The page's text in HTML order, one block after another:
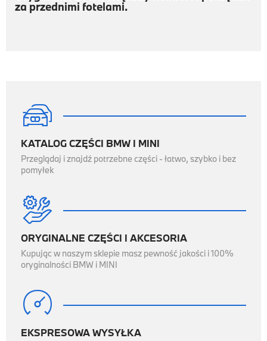
za przednimi fotelami.

KATALOG CZĘŚCI BMW I MINI
Przeglądaj i znajdź potrzebne części - łatwo, szybko i bez
pomyłek

ORYGINALNE CZĘŚCI I AKCESORIA
Kupując w naszym sklepie masz pewność jakości i 100%
oryginalności BMW i MINI

EKSPRESOWA WYSYŁKA